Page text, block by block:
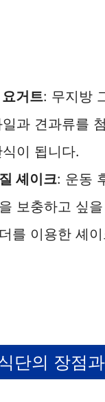
거트: 무지방
과 견과류를
이 됩니다.
셰이크: 운동
보충하고 싶
를 이용한 셰
단의 장점